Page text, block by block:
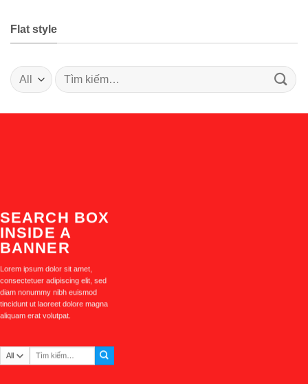
Flat style
Tìm
kiếm:
SEARCH BOX
INSIDE A
BANNER
Lorem ipsum dolor sit amet,
consectetuer adipiscing elit, sed
diam nonummy nibh euismod
tincidunt ut laoreet dolore magna
aliquam erat volutpat.
Tìm
kiếm: